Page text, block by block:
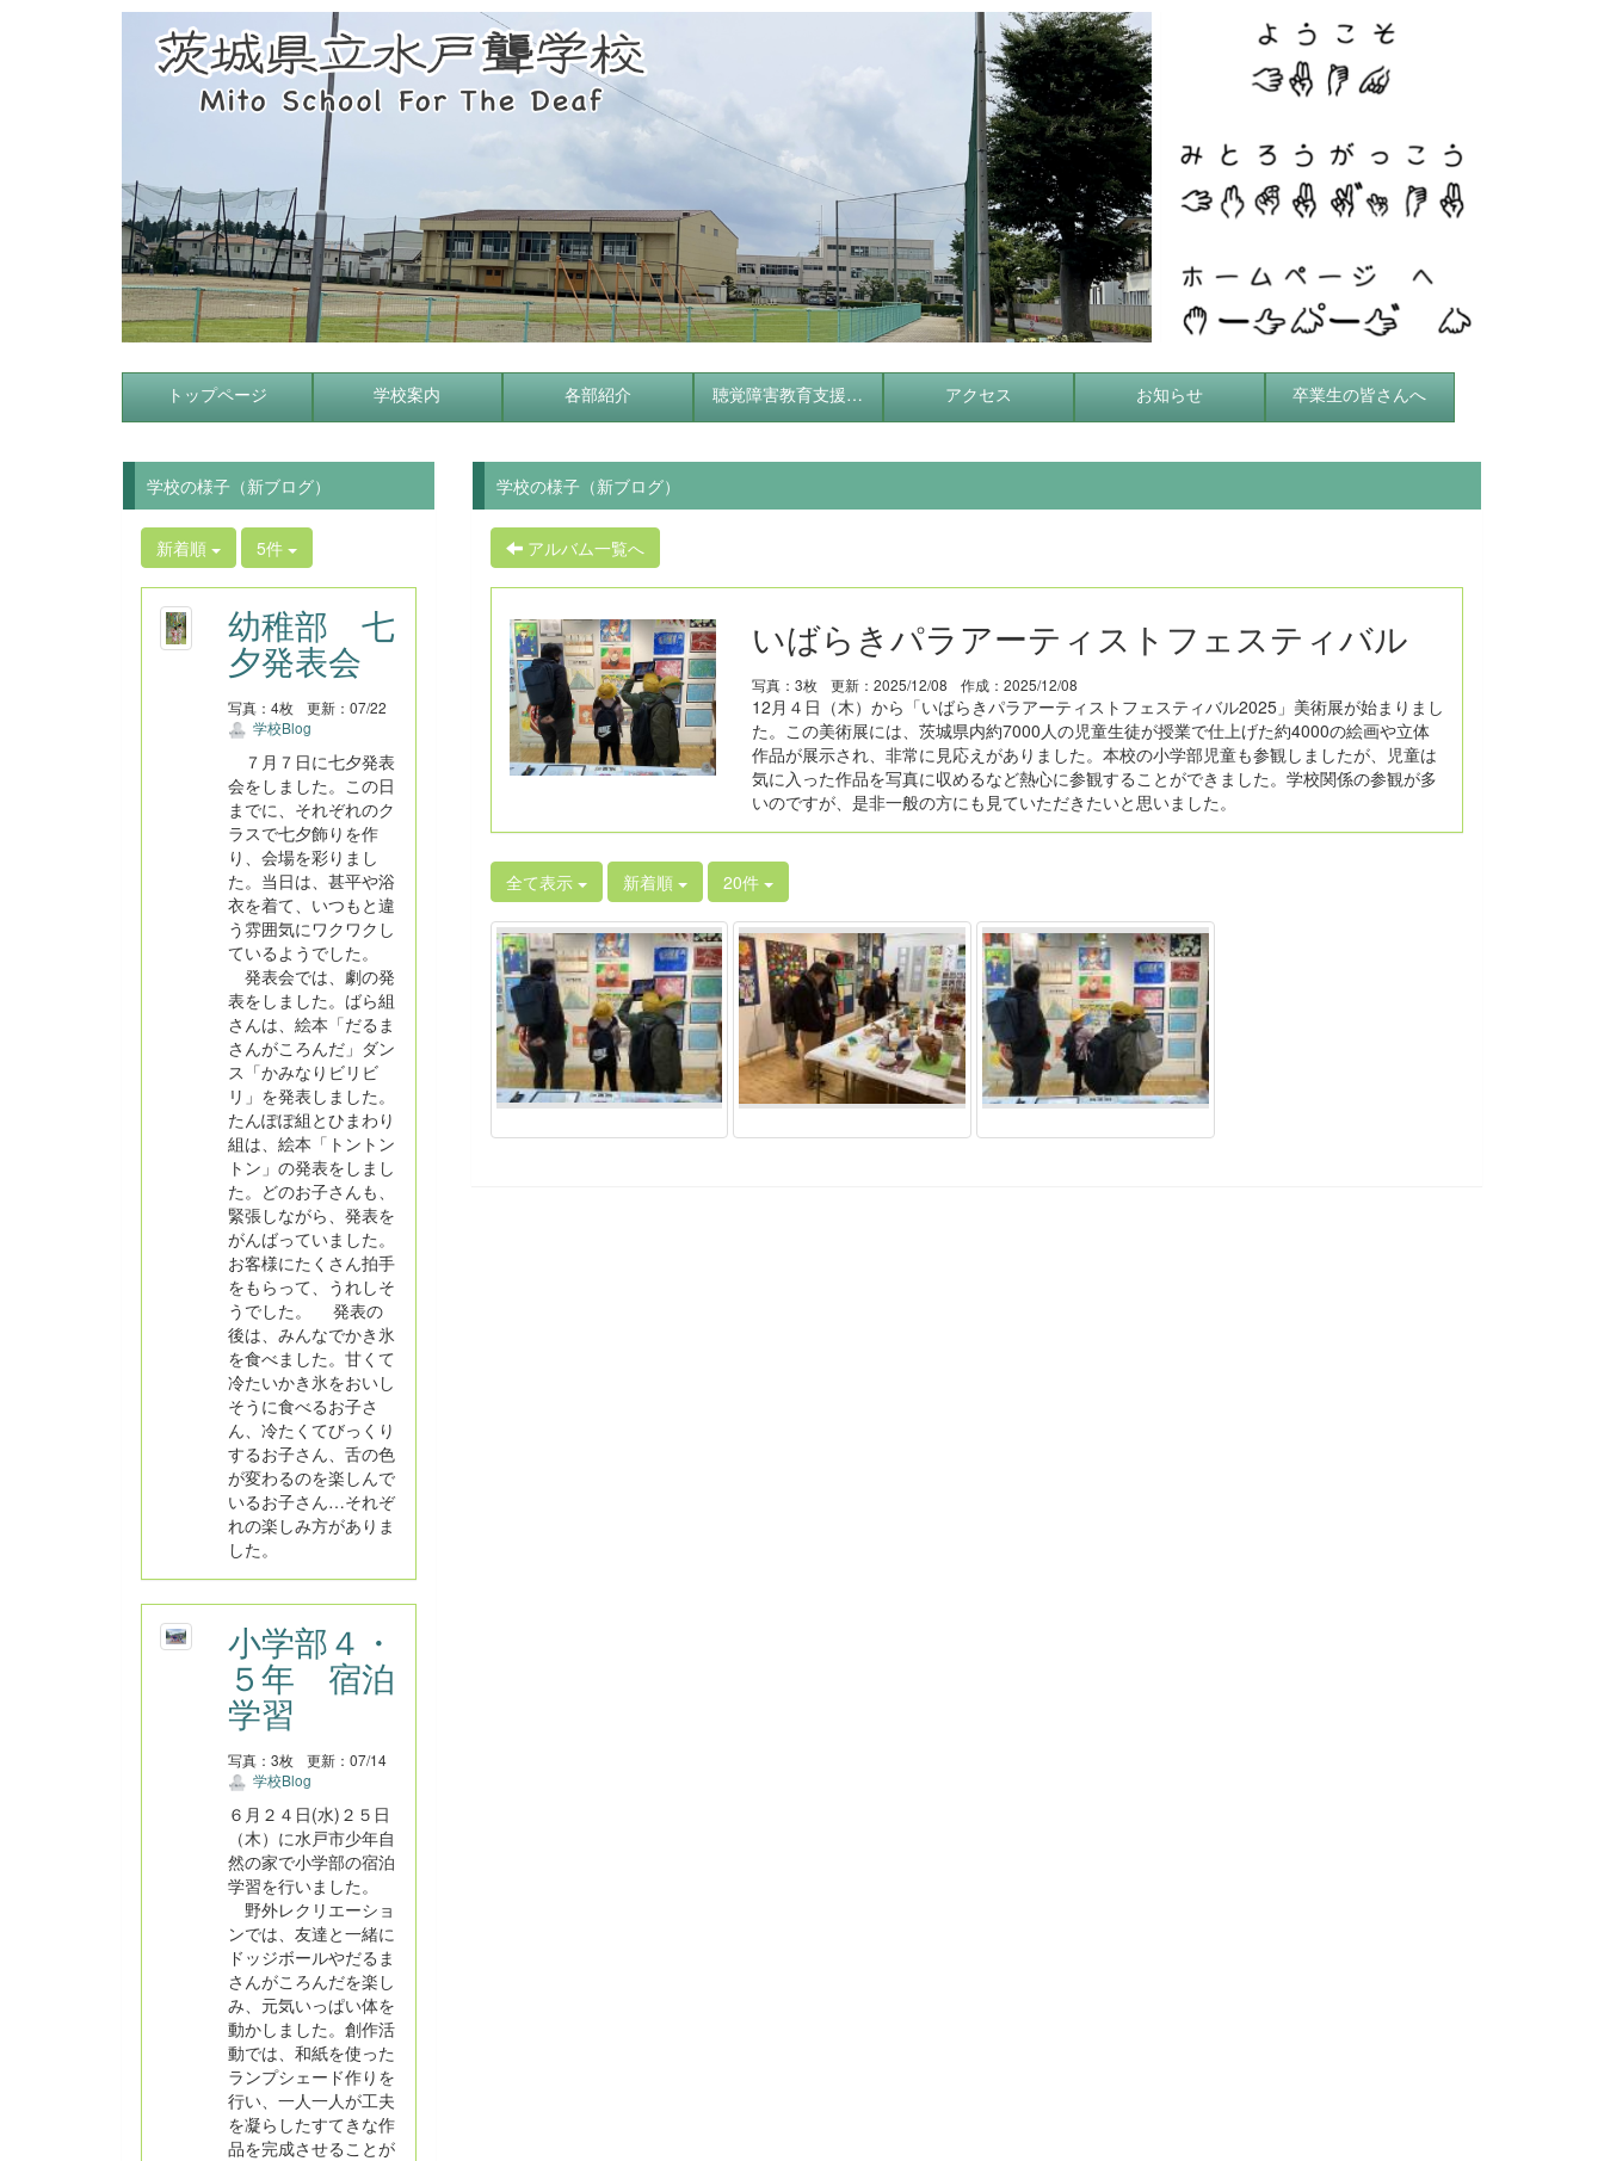
トップページ 学校案内 各部紹介 聴覚障害教育支援センター アクセス お知らせ 卒業生の皆さんへ
学校の様子（新ブログ）
アルバム一覧へ
いばらきパラアーティストフェスティバル
写真：3枚 更新：2025/12/08 作成：2025/12/08
12月４日（木）から「いばらきパラアーティストフェスティバル2025」美術展が始まりまし
た。この美術展には、茨城県内約7000人の児童生徒が授業で仕上げた約4000の絵画や立体
作品が展示され、非常に見応えがありました。本校の小学部児童も参観しましたが、児童は
気に入った作品を写真に収めるなど熱心に参観することができました。学校関係の参観が多
いのですが、是非一般の方にも見ていただきたいと思いました。
全て表示 新着順 20件
学校の様子（新ブログ）
新着順 5件
幼稚部 七
夕発表会
写真：4枚
更新：07/22
学校Blog
７月７日に七夕発表
会をしました。この日
までに、それぞれのク
ラスで七夕飾りを作
り、会場を彩りまし
た。当日は、甚平や浴
衣を着て、いつもと違
う雰囲気にワクワクし
ているようでした。
発表会では、劇の発
表をしました。ばら組
さんは、絵本「だるま
さんがころんだ」ダン
ス「かみなりビリビ
リ」を発表しました。
たんぽぽ組とひまわり
組は、絵本「トントン
トン」の発表をしまし
た。どのお子さんも、
緊張しながら、発表を
がんばっていました。
お客様にたくさん拍手
をもらって、うれしそ
うでした。 発表の
後は、みんなでかき氷
を食べました。甘くて
冷たいかき氷をおいし
そうに食べるお子さ
ん、冷たくてびっくり
するお子さん、舌の色
が変わるのを楽しんで
いるお子さん…それぞ
れの楽しみ方がありま
した。
小学部４・
５年 宿泊
学習
写真：3枚
更新：07/14
学校Blog
６月２４日(水)２５日
（木）に水戸市少年自
然の家で小学部の宿泊
学習を行いました。
野外レクリエーショ
ンでは、友達と一緒に
ドッジボールやだるま
さんがころんだを楽し
み、元気いっぱい体を
動かしました。創作活
動では、和紙を使った
ランプシェード作りを
行い、一人一人が工夫
を凝らしたすてきな作
品を完成させることが